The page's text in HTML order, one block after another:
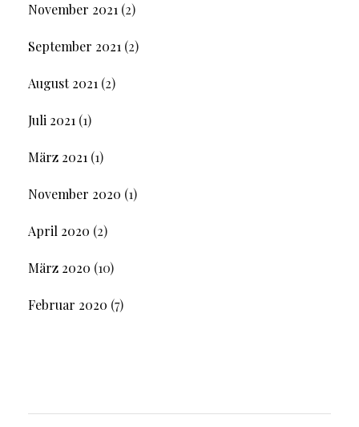
November 2021(2)
September 2021(2)
August 2021(2)
Juli 2021(1)
März 2021(1)
November 2020 (1)
April 2020 (2)
März 2020 (10)
Februar 2020 (7)